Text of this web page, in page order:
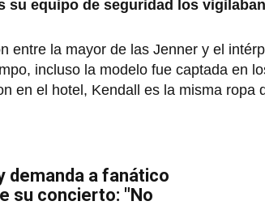
su equipo de seguridad los
entre la mayor de las Jenner y el
incluso la modelo fue captada en
en el hotel, Kendall es la misma ropa
demanda a fanático
su concierto: "No